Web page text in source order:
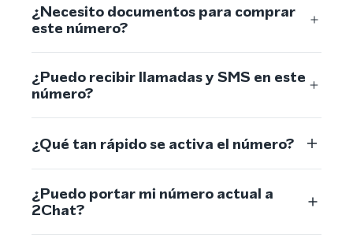
¿Necesito documentos para comprar
este número?
¿Puedo recibir llamadas y SMS en este
número?
¿Qué tan rápido se activa el número?
¿Puedo portar mi número actual a
2Chat?